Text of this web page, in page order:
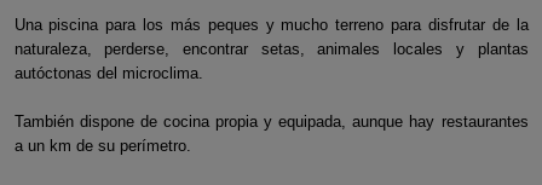
Una piscina para los más peques y mucho terreno para disfrutar de la
naturaleza, perderse, encontrar setas, animales locales y plantas
autóctonas del microclima.
También dispone de cocina propia y equipada, aunque hay restaurantes
a un km de su perímetro.